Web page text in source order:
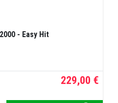
- Easy Hit
229,00 €